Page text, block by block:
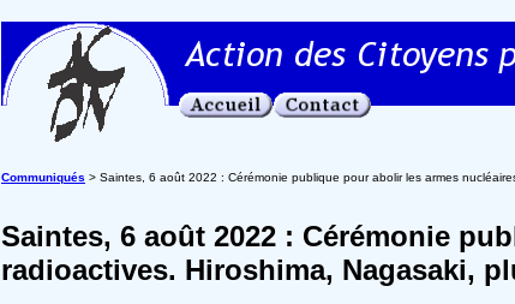
Communiqués > Saintes, 6 août 2022 : Cérémonie publique pour abolir les armes
Saintes, 6 août 2022 : Cérémonie
radioactives. Hiroshima, Nagasaki,